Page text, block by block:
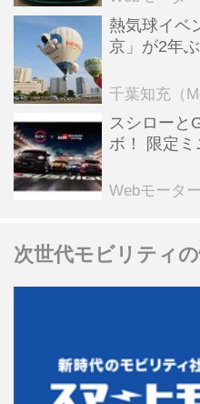
熱気球イベ
京」が2年
ンテンツも
千葉知充（
スシローと
ボ！ 限定
る抽選企画
Webモータ
次世代モビリティ